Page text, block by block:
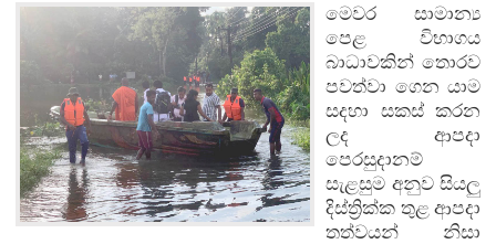
මෙවර සාමාන්‍ය
පෙළ විභාගය
බාධාවකින් තොරව
පවත්වා ගෙන යාම
සදහා සකස් කරන
ලද ආපදා
පෙරසුදානම්
සැළසුම අනුව සියලු
දිස්ත්‍රික්ක තුළ ආපදා
තත්වයන් නිසා